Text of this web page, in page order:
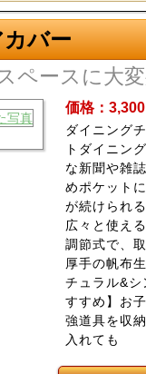
バー
ペースに大
価格：
ダイニング
トダイニン
な新聞や雑
めポケット
が続けられ
広々と使え
調節式で、
厚手の帆布
チュラル&
すすめ】お
強道具を収
入れても